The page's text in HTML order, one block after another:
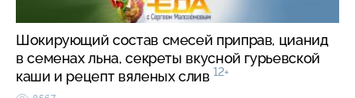
Шокирующий состав смесей приправ, цианид
в семенах льна, секреты вкусной гурьевской
каши и рецепт вяленых слив 12+